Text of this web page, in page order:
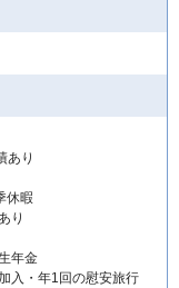
あり
休暇
り
年金
入・年1回の慰安旅行